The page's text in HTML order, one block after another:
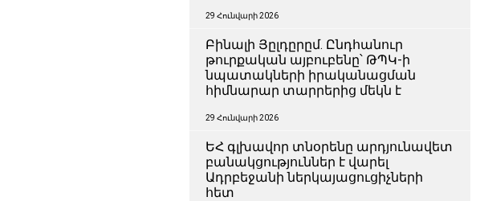
29 Հունվարի 2026
Բինալի Յըլդըրըմ. Ընդհանուր
թուրքական այբուբենը՝ ԹՊԿ-ի
նպատակների իրականացման
հիմնարար տարրերից մեկն է
29 Հունվարի 2026
ԵՀ գլխավոր տնօրենը արդյունավետ
բանակցություններ է վարել
Ադրբեջանի ներկայացուցիչների
հետ